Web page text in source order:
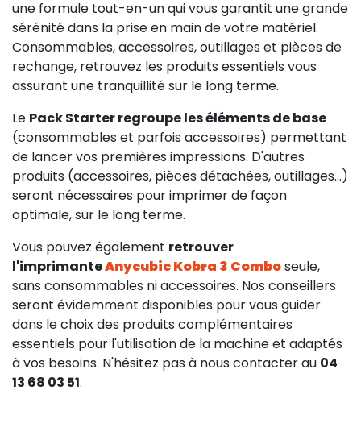
une formule tout-en-un qui vous garantit une grande
sérénité dans la prise en main de votre matériel.
Consommables, accessoires, outillages et pièces de
rechange, retrouvez les produits essentiels vous
assurant une tranquillité sur le long terme.
Le Pack Starter regroupe les éléments de base
(consommables et parfois accessoires) permettant
de lancer vos premières impressions. D'autres
produits (accessoires, pièces détachées, outillages...)
seront nécessaires pour imprimer de façon
optimale, sur le long terme.
Vous pouvez également retrouver
l'imprimanteAnycubic Kobra 3 Comboseule,
sans consommables ni accessoires. Nos conseillers
seront évidemment disponibles pour vous guider
dans le choix des produits complémentaires
essentiels pour l'utilisation de la machine et adaptés
à vos besoins. N'hésitez pas à nous contacter au 04
13 68 03 51.